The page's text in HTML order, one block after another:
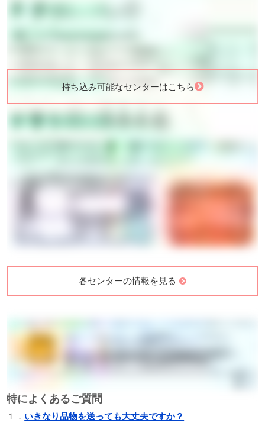
持ち込み可能なセンターはこちら
各センターの情報を見る
特によくあるご質問
１． いきなり品物を送っても大丈夫ですか？